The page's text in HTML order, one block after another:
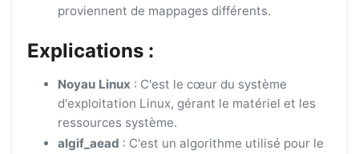
proviennent de mappages différents.
Explications :
Noyau Linux : C'est le cœur du système
d'exploitation Linux, gérant le matériel et les
ressources système.
algif_aead : C'est un algorithme utilisé pour le